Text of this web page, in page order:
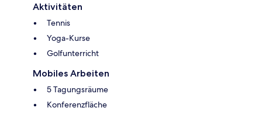
Aktivitäten
Tennis
Yoga-Kurse
Golfunterricht
Mobiles Arbeiten
5 Tagungsräume
Konferenzfläche